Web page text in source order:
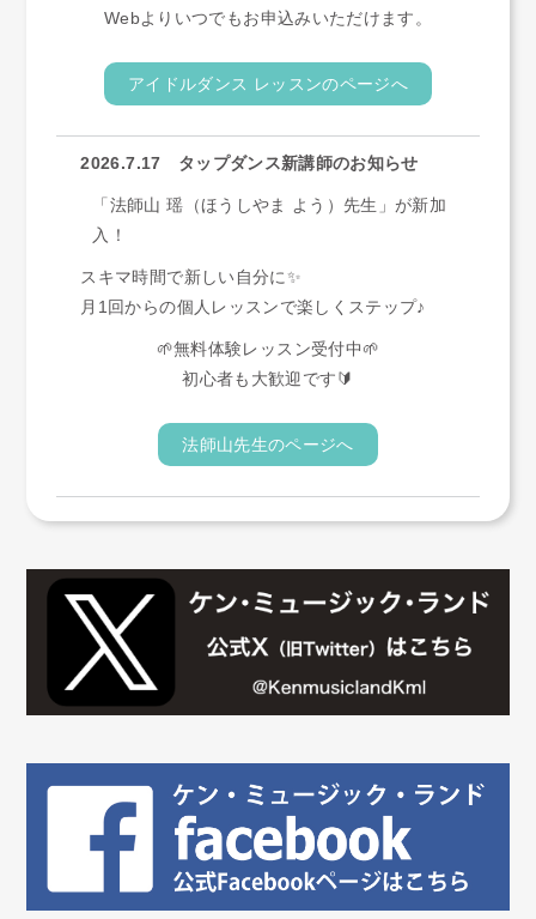
Webよりいつでもお申込みいただけます。
アイドルダンス レッスンのページへ
2026.7.17 タップダンス新講師のお知らせ
「法師山 瑶（ほうしやま よう）先生」が新加
入！
スキマ時間で新しい自分に✨
月1回からの個人レッスンで楽しくステップ♪
🌱無料体験レッスン受付中🌱
初心者も大歓迎です🔰
法師山先生のページへ